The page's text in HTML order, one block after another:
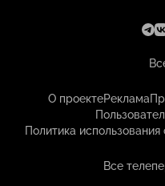
О проектеРеклама
Политика использования
Все